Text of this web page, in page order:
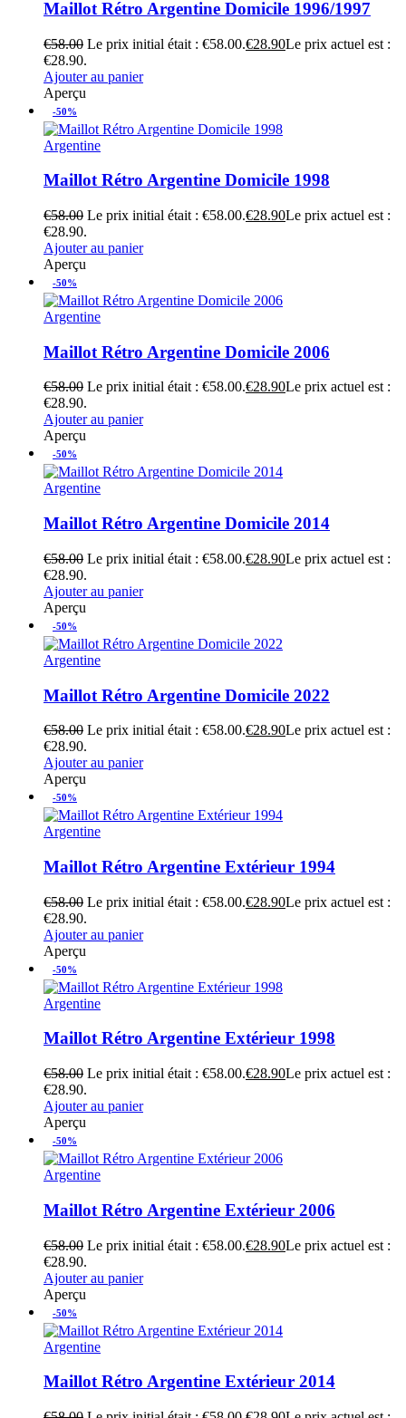
Maillot Rétro Argentine Domicile 1996/1997
€58.00 Le prix initial était : €58.00.€28.90Le prix actuel est :
€28.90.
Ajouter au panier
Aperçu
-50%
Argentine
Maillot Rétro Argentine Domicile 1998
€58.00 Le prix initial était : €58.00.€28.90Le prix actuel est :
€28.90.
Ajouter au panier
Aperçu
-50%
Argentine
Maillot Rétro Argentine Domicile 2006
€58.00 Le prix initial était : €58.00.€28.90Le prix actuel est :
€28.90.
Ajouter au panier
Aperçu
-50%
Argentine
Maillot Rétro Argentine Domicile 2014
€58.00 Le prix initial était : €58.00.€28.90Le prix actuel est :
€28.90.
Ajouter au panier
Aperçu
-50%
Argentine
Maillot Rétro Argentine Domicile 2022
€58.00 Le prix initial était : €58.00.€28.90Le prix actuel est :
€28.90.
Ajouter au panier
Aperçu
-50%
Argentine
Maillot Rétro Argentine Extérieur 1994
€58.00 Le prix initial était : €58.00.€28.90Le prix actuel est :
€28.90.
Ajouter au panier
Aperçu
-50%
Argentine
Maillot Rétro Argentine Extérieur 1998
€58.00 Le prix initial était : €58.00.€28.90Le prix actuel est :
€28.90.
Ajouter au panier
Aperçu
-50%
Argentine
Maillot Rétro Argentine Extérieur 2006
€58.00 Le prix initial était : €58.00.€28.90Le prix actuel est :
€28.90.
Ajouter au panier
Aperçu
-50%
Argentine
Maillot Rétro Argentine Extérieur 2014